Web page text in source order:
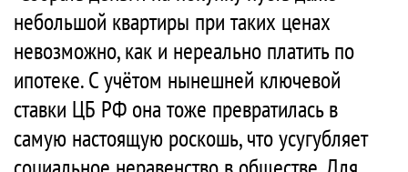
небольшой квартиры при таких ценах
невозможно, как и нереально платить по
ипотеке. С учётом нынешней ключевой
ставки ЦБ РФ она тоже превратилась в
самую настоящую роскошь, что усугубляет